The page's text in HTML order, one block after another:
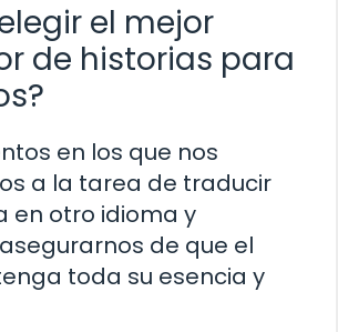
el mejor
de historias para
en los que nos
a la tarea de traducir
en otro idioma y
de que el
toda su esencia y